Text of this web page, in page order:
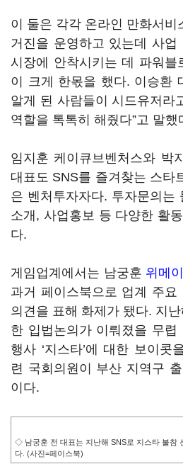
이 둘은 각각 온라인 만화서비
거진을 운영하고 있는데 사
시장에 안착시키는 데 파워블
이 크게 한몫을 했다. 이승환
알게 된 사람들이 시드유저라
역할을 톡톡히 해줬다”고 말했
임지훈 케이큐브벤처스와 박
대표도 SNS를 즐겨찾는 스타
은 벤처투자자다. 투자문의는
소개, 사업홍보 등 다양한 활
다.
게임업계에서는 남궁훈 위메
과거 페이스북으로 업계 주
의견을 표해 화제가 됐다. 지
한 입법논의가 이뤄졌을 무렵
행사 ‘지스타’에 대한 보이콧
련 국회의원이 부산 지역구
이다.
◇ 남궁훈 전 대표는 지난해 SNS로 지스타 불참
다. (사진=페이스북)